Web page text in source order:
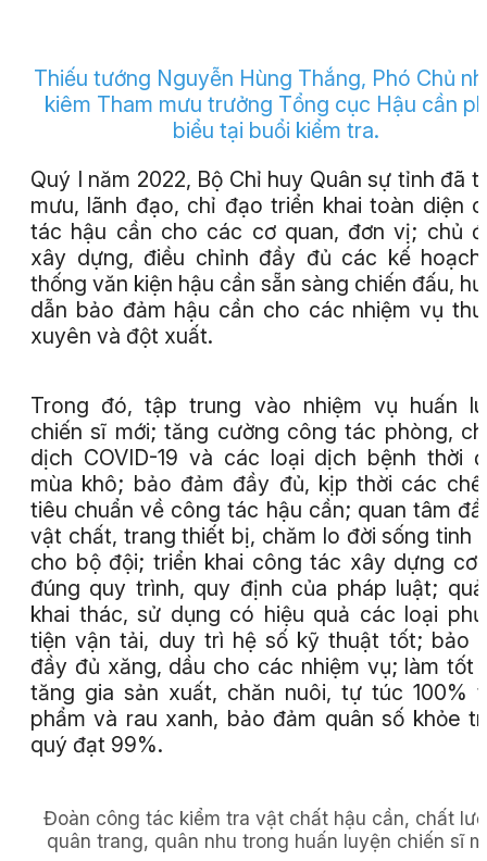
Thiếu tướng Nguyễn Hùng Thắng, Phó Chủ
kiêm Tham mưu trưởng Tổng cục Hậu cần
biểu tại buổi kiểm tra.
Quý I năm 2022, Bộ Chỉ huy Quân sự tỉnh đã
mưu, lãnh đạo, chỉ đạo triển khai toàn diện
tác hậu cần cho các cơ quan, đơn vị; chủ
xây dựng, điều chỉnh đầy đủ các kế
thống văn kiện hậu cần sẵn sàng chiến đấu,
dẫn bảo đảm hậu cần cho các nhiệm vụ
xuyên và đột xuất.
Trong đó, tập trung vào nhiệm vụ huấn
chiến sĩ mới; tăng cường công tác phòng,
dịch COVID-19 và các loại dịch bệnh thời
mùa khô; bảo đảm đầy đủ, kịp thời các
tiêu chuẩn về công tác hậu cần; quan tâm
vật chất, trang thiết bị, chăm lo đời sống tinh
cho bộ đội; triển khai công tác xây dựng cơ
đúng quy trình, quy định của pháp luật;
khai thác, sử dụng có hiệu quả các loại
tiện vận tải, duy trì hệ số kỹ thuật tốt; bảo
đầy đủ xăng, dầu cho các nhiệm vụ; làm tốt
tăng gia sản xuất, chăn nuôi, tự túc 100%
phẩm và rau xanh, bảo đảm quân số khỏe
quý đạt 99%.
Đoàn công tác kiểm tra vật chất hậu cần, chất
quân trang, quân nhu trong huấn luyện chiến sĩ